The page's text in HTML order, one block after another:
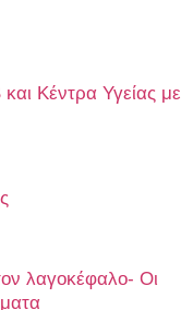
Κέντρα Υγείας με
λαγοκέφαλο- Οι